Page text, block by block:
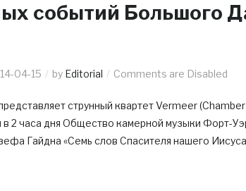
событий Большого
04-15 by Editorial Comments are Disabled
струнный квартет Vermeer
2 часа дня Общество камерной музыки Форт-
Гайдна «Семь слов Спасителя нашего